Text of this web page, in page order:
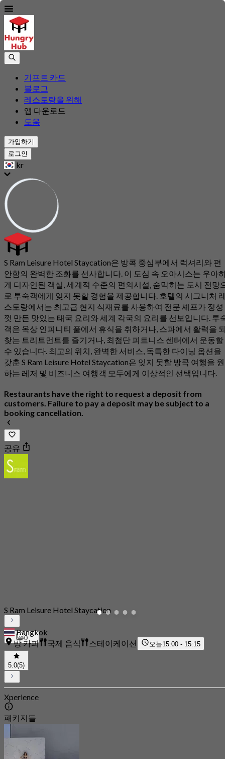
기프트 카드
블로그
레스토랑을 위해
앱 다운로드
도움
가입하기
로그인
kr
S Ram Leisure Hotel Staycation은 방콕 중심부에서 럭셔리와 편
안함의 완벽한 조화를 선사합니다. 이 도심 속 오아시스는 우아
게 디자인된 객실, 세계적 수준의 편의시설, 숨막히는 도시 전망
로 투숙객에게 잊지 못할 경험을 제공합니다. 호텔의 시그니처
스토랑에서는 최고급 현지 식재료를 사용하여 전문 셰프가 정성
껏 만든 맛있는 태국 요리와 세계 각국의 요리를 선보입니다. 투
객은 옥상 인피니티 풀에서 휴식을 취하거나, 스파에서 활력을
찾는 트리트먼트를 즐기거나, 최첨단 피트니스 센터에서 운동할
수 있습니다. 최고의 위치, 완벽한 서비스, 독특한 다이닝 옵션을
갖춘 S Ram Leisure Hotel Staycation은 잊지 못할 방콕 여행을 원
하는 레저 및 비즈니스 여행객 모두에게 이상적인 선택입니다.
Restaurants have the right to request a deposit from
customers. Failure to pay a deposit may be subject to a
booking cancellation.
공유
0
S Ram Leisure Hotel Staycation
Bangkok
방 카피
국제 음식 스테이케이션 오늘15:00 - 15:15
5.0(5)
Xperience
패키지들